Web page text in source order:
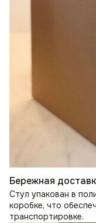
Бережная
Стул упакован в
коробке, что
транспортировке.